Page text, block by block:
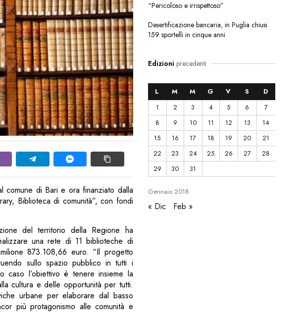
comune di Bari e ora finanziato dalla
Biblioteca di comunità”, con fondi
del territorio della Regione ha
una rete di 11 biblioteche di
873.108,66 euro. “Il progetto
sullo spazio pubblico in tutti i
l’obiettivo è tenere insieme la
cultura e delle opportunità per tutti.
urbane per elaborare dal basso
più protagonismo alle comunità e
“Pericoloso e irrispettoso”
Desertificazione bancaria, in Puglia chiusi
159 sportelli in cinque anni
Edizioni precedenti
Gennaio2018
L M M G V S
D
1
2 3 4 5 6
7
8
9 10 11 12 13
14
15
16 17 18 19 20
21
22
23 24 25 26 27
28
29
30 31
« Dic Feb »